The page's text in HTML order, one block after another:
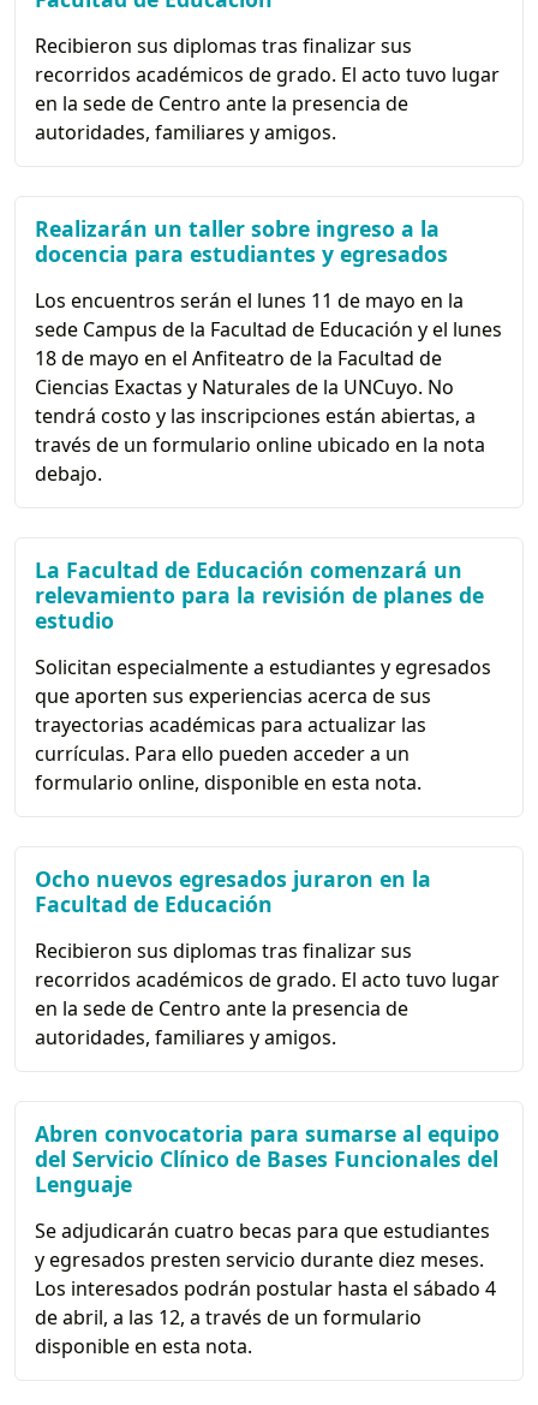
Recibieron sus diplomas tras finalizar sus
recorridos académicos de grado. El acto tuvo lugar
en la sede de Centro ante la presencia de
autoridades, familiares y amigos.
Realizarán un taller sobre ingreso a la
docencia para estudiantes y egresados
Los encuentros serán el lunes 11 de mayo en la
sede Campus de la Facultad de Educación y el lunes
18 de mayo en el Anfiteatro de la Facultad de
Ciencias Exactas y Naturales de la UNCuyo. No
tendrá costo y las inscripciones están abiertas, a
través de un formulario online ubicado en la nota
debajo.
La Facultad de Educación comenzará un
relevamiento para la revisión de planes de
estudio
Solicitan especialmente a estudiantes y egresados
que aporten sus experiencias acerca de sus
trayectorias académicas para actualizar las
currículas. Para ello pueden acceder a un
formulario online, disponible en esta nota.
Ocho nuevos egresados juraron en la
Facultad de Educación
Recibieron sus diplomas tras finalizar sus
recorridos académicos de grado. El acto tuvo lugar
en la sede de Centro ante la presencia de
autoridades, familiares y amigos.
Abren convocatoria para sumarse al equipo
del Servicio Clínico de Bases Funcionales del
Lenguaje
Se adjudicarán cuatro becas para que estudiantes
y egresados presten servicio durante diez meses.
Los interesados podrán postular hasta el sábado 4
de abril, a las 12, a través de un formulario
disponible en esta nota.